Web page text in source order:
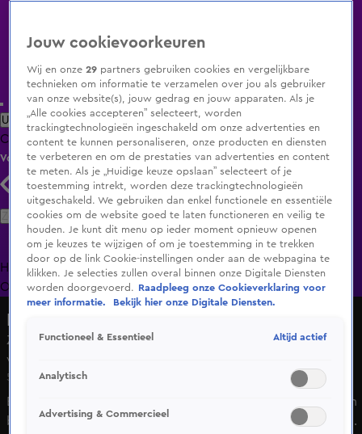
Uitzending Gemist Populaire programma's Zenders Genres
ClipsFilmsRadioSmart TV inlogShop
Volg KIJK
Zoeken
HomeUitzending Gemist Programma's De Bondgenoten
OranjezomerLivestreamsShop
Zon én kou op Bevrijdingsdag, zelfs kans op vorst
vannacht
5 mei 2025, 10:50
Bevrijdingsdag verloopt fris met in het zuiden kans op een
bui, meldt meteoroloog Robert de Vries. Vanaf donderdag
Jouw cookievoorkeuren
Wij en onze29 partners gebruiken cookies en vergelijkbare
technieken om informatie te verzamelen over jou als gebruiker
van onze website(s), jouw gedrag en jouw apparaten. Als je
„Alle cookies accepteren” selecteert, worden
trackingtechnologieën ingeschakeld om onze advertenties en
content te kunnen personaliseren, onze producten en diensten
te verbeteren en om de prestaties van advertenties en content
te meten. Als je „Huidige keuze opslaan” selecteert of je
toestemming intrekt, worden deze trackingtechnologieën
uitgeschakeld. We gebruiken dan enkel functionele en essentiële
cookies om de website goed te laten functioneren en veilig te
houden. Je kunt dit menu op ieder moment opnieuw openen
om je keuzes te wijzigen of om je toestemming in te trekken
door op de link Cookie-instellingen onder aan de webpagina te
klikken. Je selecties zullen overal binnen onze Digitale Diensten
worden doorgevoerd.
Raadpleeg onze Cookieverklaring voor
meer informatie.
Bekijk hier onze Digitale Diensten.
Functioneel & Essentieel Altijd actief
Analytisch
Advertising & Commercieel